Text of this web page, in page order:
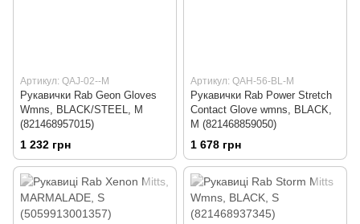
Артикул: QAJ-02--M
Рукавички Rab Geon Gloves
Wmns, BLACK/STEEL, M
(821468957015)
1 232 грн
Артикул: QAH-56-BL-M
Рукавички Rab Power Stretch
Contact Glove wmns, BLACK,
M (821468859050)
1 678 грн